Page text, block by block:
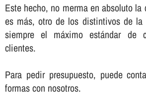
Este hecho, no merma en absoluto
es más, otro de los distintivos de la
siempre el máximo estándar de
clientes.
Para pedir presupuesto, puede
formas con nosotros.